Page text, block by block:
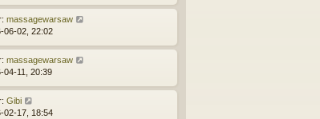
massagewarsaw
06-02, 22:02
massagewarsaw
04-11, 20:39
Gibi
02-17, 18:54